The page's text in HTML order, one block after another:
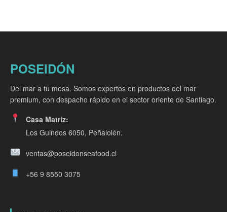
POSEIDÓN
Del mar a tu mesa. Somos expertos en productos del mar
premium, con despacho rápido en el sector oriente de Santiago.
Casa Matriz:
Los Guindos 6050, Peñalolén.
ventas@poseidonseafood.cl
+56 9 8550 3075